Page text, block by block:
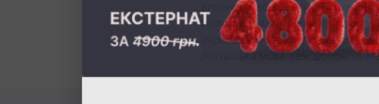
впринципі все добре. Вчителі допомагають
молодці. Я досліджую світ все чудово
Українська мова чудова вчителька
Англійська мова теж добре
Математика